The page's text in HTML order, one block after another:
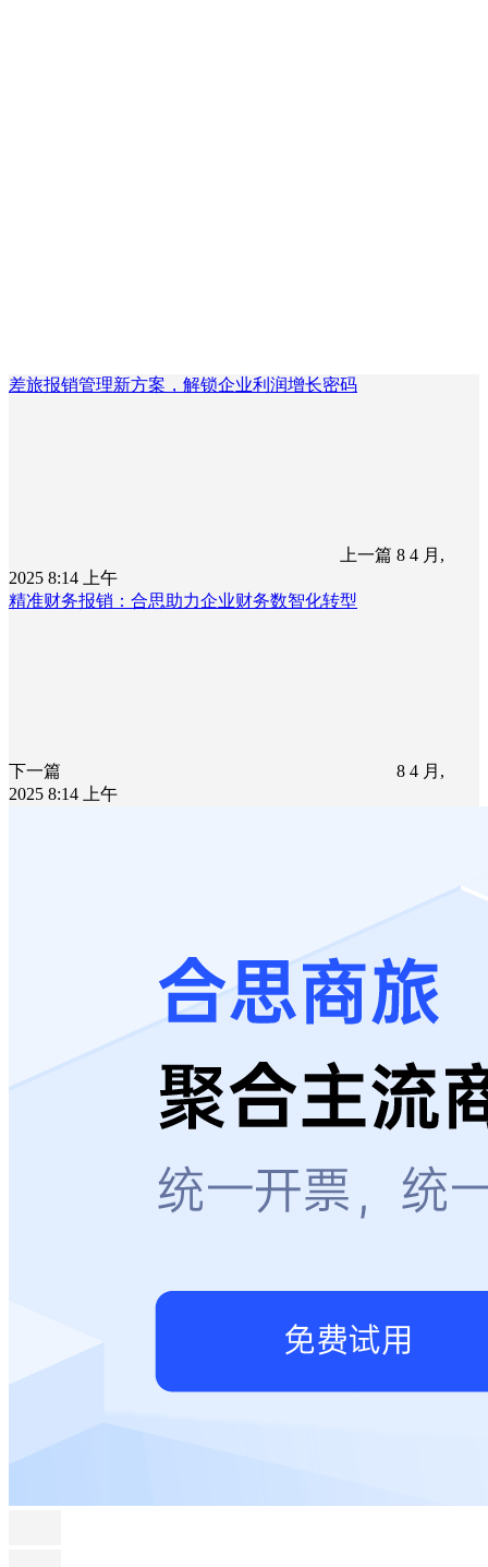
差旅报销管理新方案，解锁企业利润增长密码
上一篇 8 4 月,
2025 8:14 上午
精准财务报销：合思助力企业财务数智化转型
下一篇
8 4 月,
2025 8:14 上午